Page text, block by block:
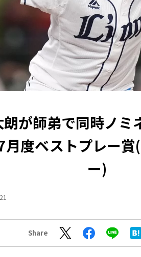
が師弟で同時ノミ
月度ベストプレー賞
ー)
Share